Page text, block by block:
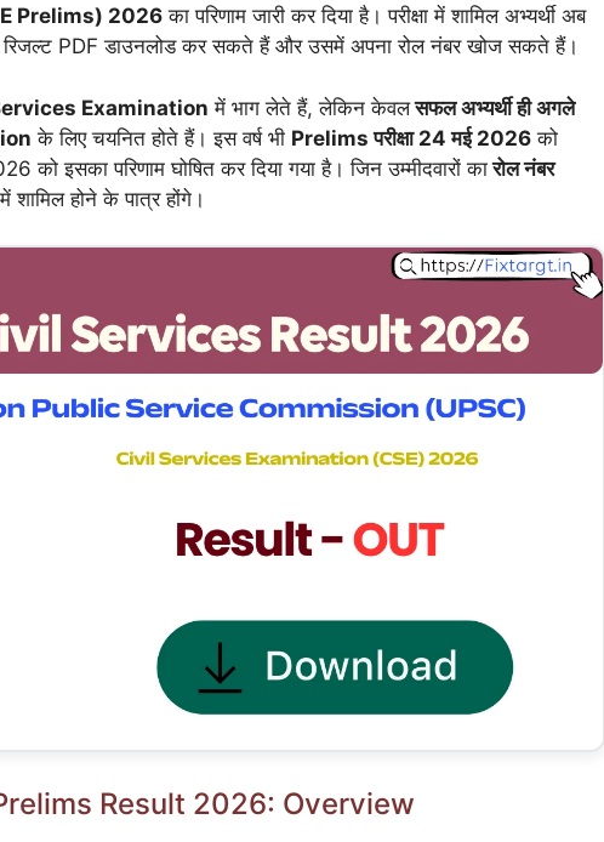
Prelims) 2026 का परिणाम जारी कर दिया है। परीक्षा में शामिल अभ्यर्थी अब
रिजल्ट PDF डाउनलोड कर सकते हैं और उसमें अपना रोल नंबर खोज सकते हैं।
Examination में भाग लेते हैं, लेकिन केवलसफल अभ्यर्थी ही अगले
के लिए चयनित होते हैं। इस वर्ष भी Prelims परीक्षा 24 मई 2026 को
इसका परिणाम घोषित कर दिया गया है। जिन उम्मीदवारों कारोल नंबर
शामिल होने के पात्र होंगे।
Result 2026: Overview